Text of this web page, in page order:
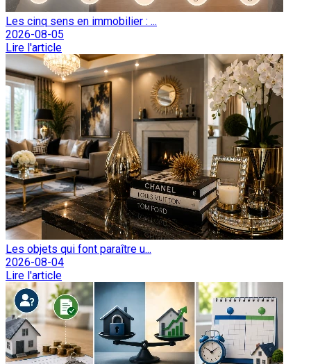
Les cinq sens en immobilier : ...
2026-08-05
Lire l'article
Les objets qui font paraître u...
2026-08-04
Lire l'article